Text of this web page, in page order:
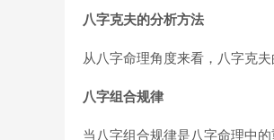
八字克夫的分析方法
从八字命理角度来看，八字克
八字组合规律
当八字组合规律是八字命理中